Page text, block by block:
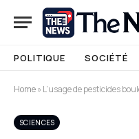
POLITIQUE SOCIÉTÉ
Home»L’usage de pesticides
SCIENCES